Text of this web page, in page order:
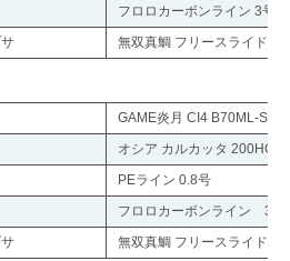
フロロカーボンライン 3号
無双真鯛 フリースライド シ
GAME炎月 CI4 B70ML-S
オシア カルカッタ 200HG
PEライン 0.8号
フロロカーボンライン 3号
無双真鯛 フリースライド シ